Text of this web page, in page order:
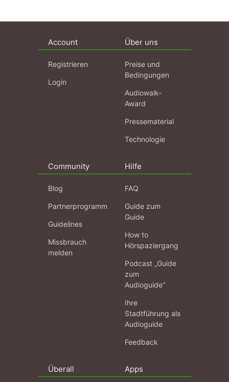
Account
Registrieren
Login
Über uns
Preise und
Bedingungen
Audiowalk-
Award
Pressematerial
Technologie
Community
Blog
Partnerprogramm
Guidelines
Missbrauch
melden
Hilfe
FAQ
Guide zum
Guide
How to
Hörspaziergang
Podcast „Guide
zum
Audioguide“
Ihre
Stadtführung als
Audioguide
Feedback
Überall Apps